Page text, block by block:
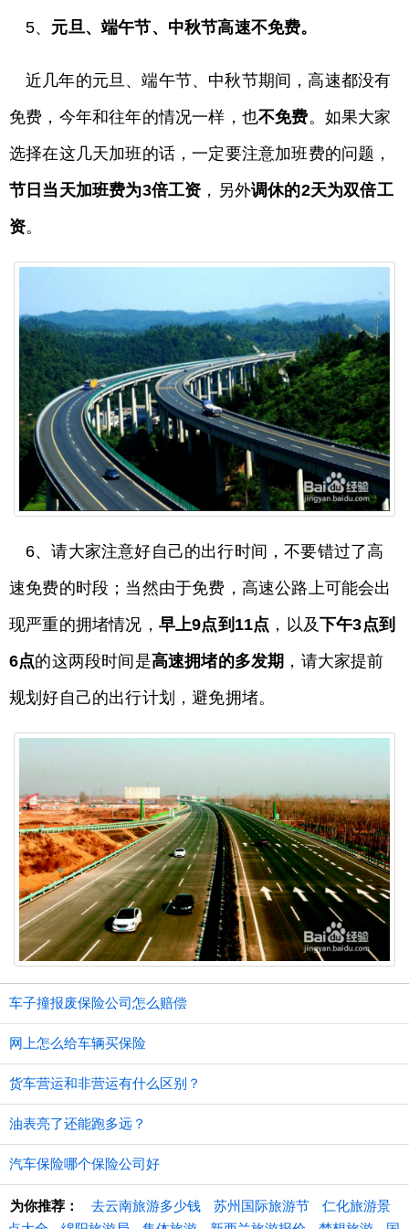
5、 元旦、端午节、中秋节高速不免费。
近几年的元旦、端午节、中秋节期间，高速都没有
免费，今年和往年的情况一样，也不免费。如果大家
选择在这几天加班的话，一定要注意加班费的问题，
节日当天加班费为3倍工资 ，另外调休的2天为双倍工
资。
6、请大家注意好自己的出行时间，不要错过了高
速免费的时段；当然由于免费，高速公路上可能会出
现严重的拥堵情况， 早上9点到11点 ，以及下午3点到
6点的这两段时间是高速拥堵的多发期 ，请大家提前
规划好自己的出行计划，避免拥堵。
车子撞报废保险公司怎么赔偿
网上怎么给车辆买保险
货车营运和非营运有什么区别？
油表亮了还能跑多远？
汽车保险哪个保险公司好
为你推荐： 去云南旅游多少钱 苏州国际旅游节
仁化旅游景